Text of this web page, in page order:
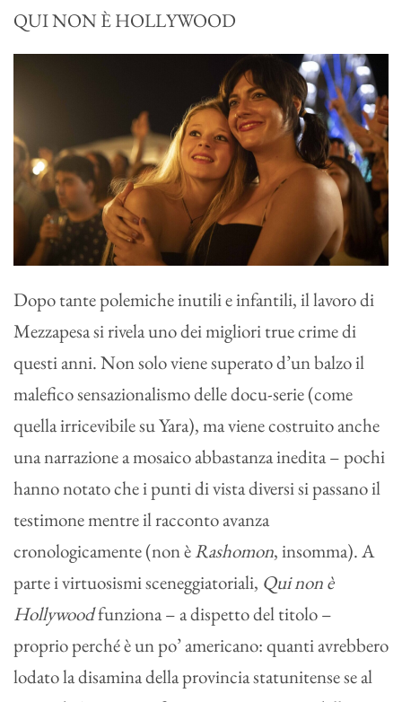
QUI NON È HOLLYWOOD
Dopo tante polemiche inutili e infantili, il lavoro di
Mezzapesa si rivela uno dei migliori true crime di
questi anni. Non solo viene superato d’un balzo il
malefico sensazionalismo delle docu-serie (come
quella irricevibile su Yara), ma viene costruito anche
una narrazione a mosaico abbastanza inedita – pochi
hanno notato che i punti di vista diversi si passano il
testimone mentre il racconto avanza
cronologicamente (non èRashomon, insomma). A
parte i virtuosismi sceneggiatoriali, Qui non è
Hollywoodfunziona – a dispetto del titolo –
proprio perché è un po’ americano: quanti avrebbero
lodato la disamina della provincia statunitense se al